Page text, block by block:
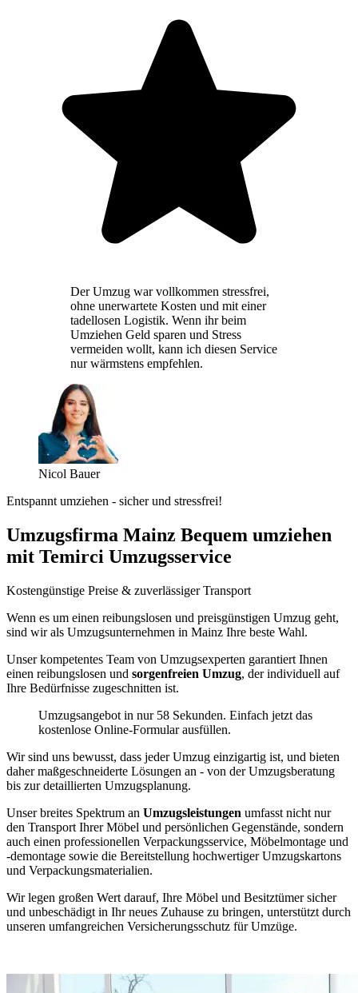
Der Umzug war vollkommen stressfrei,
ohne unerwartete Kosten und mit einer
tadellosen Logistik. Wenn ihr beim
Umziehen Geld sparen und Stress
vermeiden wollt, kann ich diesen Service
nur wärmstens empfehlen.
Nicol Bauer
Entspannt umziehen - sicher und stressfrei!
Umzugsfirma Mainz Bequem umziehen
mit Temirci Umzugsservice
Kostengünstige Preise & zuverlässiger Transport
Wenn es um einen reibungslosen und preisgünstigen Umzug geht,
sind wir als Umzugsunternehmen in Mainz Ihre beste Wahl.
Unser kompetentes Team von Umzugsexperten garantiert Ihnen
einen reibungslosen und sorgenfreien Umzug, der individuell auf
Ihre Bedürfnisse zugeschnitten ist.
Umzugsangebot in nur 58 Sekunden. Einfach jetzt das
kostenlose Online-Formular ausfüllen.
Wir sind uns bewusst, dass jeder Umzug einzigartig ist, und bieten
daher maßgeschneiderte Lösungen an - von der Umzugsberatung
bis zur detaillierten Umzugsplanung.
Unser breites Spektrum an Umzugsleistungen umfasst nicht nur
den Transport Ihrer Möbel und persönlichen Gegenstände, sondern
auch einen professionellen Verpackungsservice, Möbelmontage und
-demontage sowie die Bereitstellung hochwertiger Umzugskartons
und Verpackungsmaterialien.
Wir legen großen Wert darauf, Ihre Möbel und Besitztümer sicher
und unbeschädigt in Ihr neues Zuhause zu bringen, unterstützt durch
unseren umfangreichen Versicherungsschutz für Umzüge.